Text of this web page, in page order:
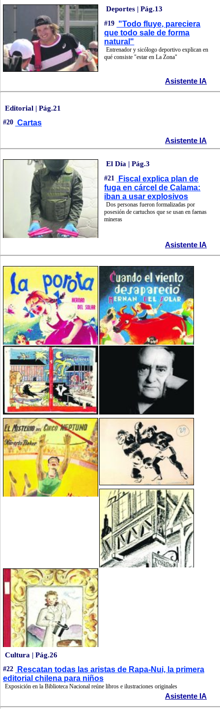
Deportes | Pág.13
#19 "Todo fluye, pareciera
que todo sale de forma
natural"
Entrenador y sicólogo deportivo explican en
qué consiste "estar en La Zona"
Asistente IA
Editorial | Pág.21
#20 Cartas
Asistente IA
El Día | Pág.3
#21
Fiscal explica plan de
fuga en cárcel de Calama:
iban a usar explosivos
Dos personas fueron formalizadas por
posesión de cartuchos que se usan en faenas
mineras
Asistente IA
Cultura | Pág.26
#22
Rescatan todas las aristas de Rapa-Nui, la primera
editorial chilena para niños
Exposición en la Biblioteca Nacional reúne libros e ilustraciones originales
Asistente IA